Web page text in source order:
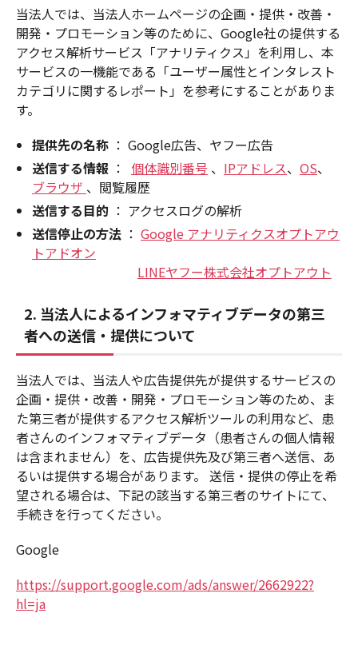
当法人では、当法人ホームページの企画・提供・改善・
開発・プロモーション等のために、Google社の提供する
アクセス解析サービス「アナリティクス」を利用し、本
サービスの一機能である「ユーザー属性とインタレスト
カテゴリに関するレポート」を参考にすることがありま
す。
提供先の名称 ： Google広告、ヤフー広告
送信する情報 ： 個体識別番号 、 IPアドレス、 OS、
ブラウザ 、閲覧履歴
送信する目的 ： アクセスログの解析
送信停止の方法 ： Google アナリティクスオプトアウ
トアドオン
LINEヤフー株式会社オプトアウト
2. 当法人によるインフォマティブデータの第三
者への送信・提供について
当法人では、当法人や広告提供先が提供するサービスの
企画・提供・改善・開発・プロモーション等のため、ま
た第三者が提供するアクセス解析ツールの利用など、患
者さんのインフォマティブデータ（患者さんの個人情報
は含まれません）を、広告提供先及び第三者へ送信、あ
るいは提供する場合があります。 送信・提供の停止を希
望される場合は、下記の該当する第三者のサイトにて、
手続きを行ってください。
Google
https://support.google.com/ads/answer/2662922?
hl=ja